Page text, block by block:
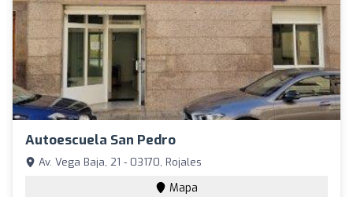
Autoescuela San Pedro
Av. Vega Baja, 21 - 03170, Rojales
Mapa